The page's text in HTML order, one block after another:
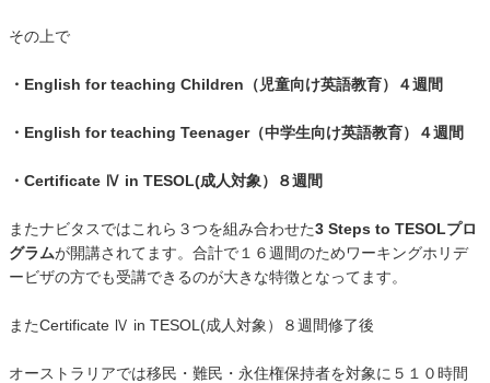
その上で
・English for teaching Children（児童向け英語教育）４週間
・English for teaching Teenager（中学生向け英語教育）４週間
・Certificate Ⅳ in TESOL(成人対象）８週間
またナビタスではこれら３つを組み合わせた3 Steps to TESOLプロ
グラムが開講されてます。合計で１６週間のためワーキングホリデ
ービザの方でも受講できるのが大きな特徴となってます。
またCertificate Ⅳ in TESOL(成人対象）８週間修了後
オーストラリアでは移民・難民・永住権保持者を対象に５１０時間